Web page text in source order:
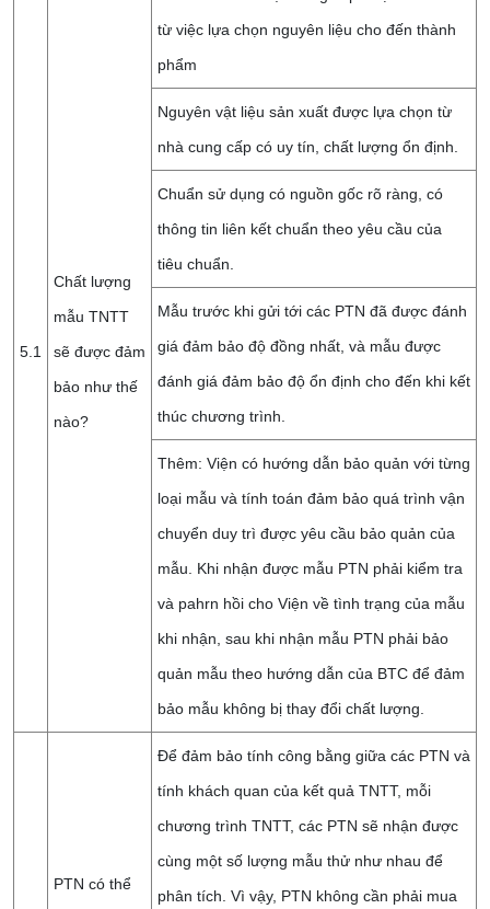
5.1
Chất lượng
mẫu TNTT
sẽ được đảm
bảo như thế
nào?
từ việc lựa chọn nguyên liệu cho đến thành
phẩm
Nguyên vật liệu sản xuất được lựa chọn từ
nhà cung cấp có uy tín, chất lượng ổn định.
Chuẩn sử dụng có nguồn gốc rõ ràng, có
thông tin liên kết chuẩn theo yêu cầu của
tiêu chuẩn.
Mẫu trước khi gửi tới các PTN đã được đánh
giá đảm bảo độ đồng nhất, và mẫu được
đánh giá đảm bảo độ ổn định cho đến khi kết
thúc chương trình.
Thêm: Viện có hướng dẫn bảo quản với từng
loại mẫu và tính toán đảm bảo quá trình vận
chuyển duy trì được yêu cầu bảo quản của
mẫu. Khi nhận được mẫu PTN phải kiểm tra
và pahrn hồi cho Viện về tình trạng của mẫu
khi nhận, sau khi nhận mẫu PTN phải bảo
quản mẫu theo hướng dẫn của BTC để đảm
bảo mẫu không bị thay đổi chất lượng.
PTN có thể
Để đảm bảo tính công bằng giữa các PTN và
tính khách quan của kết quả TNTT, mỗi
chương trình TNTT, các PTN sẽ nhận được
cùng một số lượng mẫu thử như nhau để
phân tích. Vì vậy, PTN không cần phải mua